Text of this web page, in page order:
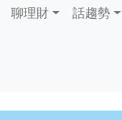
聊理財 話趨勢